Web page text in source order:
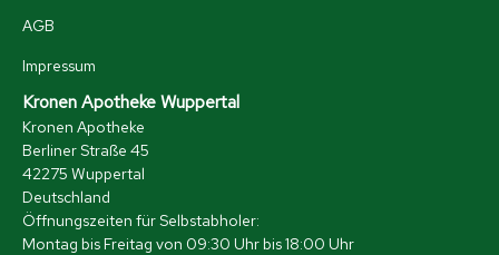
AGB
Impressum
Kronen Apotheke Wuppertal
Kronen Apotheke
Berliner Straße 45
42275 Wuppertal
Deutschland
Öffnungszeiten für Selbstabholer:
Montag bis Freitag von 09:30 Uhr bis 18:00 Uhr